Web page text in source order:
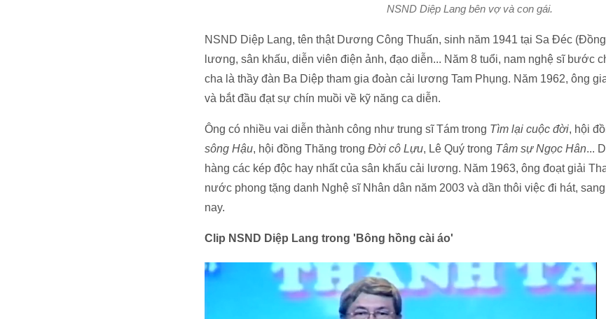
NSND Diệp Lang bên vợ và con gái.
NSND Diệp Lang, tên thật Dương Công Thuấn, sinh năm 1941 tại Sa Đéc
lương, sân khấu, diễn viên điện ảnh, đạo diễn... Năm 8 tuổi, nam nghệ sĩ bước
cha là thầy đàn Ba Diệp tham gia đoàn cải lương Tam Phụng. Năm 1962, ông
và bắt đầu đạt sự chín muồi về kỹ năng ca diễn.
Ông có nhiều vai diễn thành công như trung sĩ Tám trong Tìm lại cuộc đời, hội
sông Hậu, hội đồng Thăng trong Đời cô Lựu, Lê Quý trong Tâm sự Ngọc Hân...
hàng các kép độc hay nhất của sân khấu cải lương. Năm 1963, ông đoạt giải
nước phong tặng danh Nghệ sĩ Nhân dân năm 2003 và dần thôi việc đi hát,
nay.
Clip NSND Diệp Lang trong 'Bông hồng cài áo'